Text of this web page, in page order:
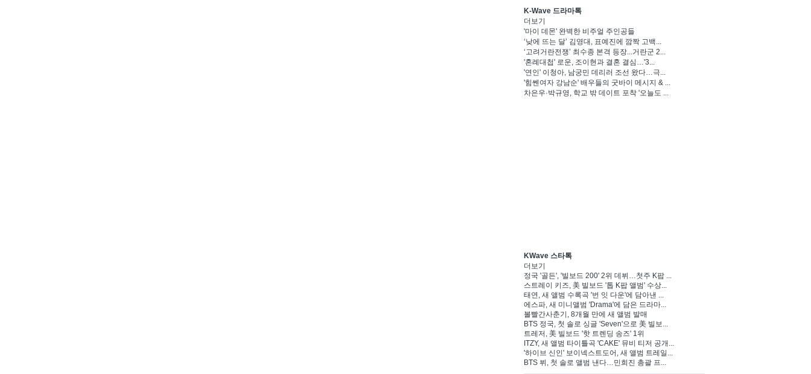
K-Wave 드라마톡
더보기
'마이 데몬' 완벽한 비주얼 주인공들
‘낮에 뜨는 달’ 김영대, 표예진에 깜짝 고백...
‘고려거란전쟁’ 최수종 본격 등장...거란군 2...
'혼례대첩' 로운, 조이현과 결혼 결심…'3...
'연인' 이청아, 남궁민 데리러 조선 왔다…극...
'힘쎈여자 강남순' 배우들의 굿바이 메시지 & ...
차은우·박규영, 학교 밖 데이트 포착 '오늘도 ...
KWave 스타톡
더보기
정국 '골든', '빌보드 200' 2위 데뷔…첫주 K팝 ...
스트레이 키즈, 美 빌보드 '톱 K팝 앨범' 수상...
태연, 새 앨범 수록곡 '번 잇 다운'에 담아낸 ...
에스파, 새 미니앨범 'Drama'에 담은 드라마...
볼빨간사춘기, 8개월 만에 새 앨범 발매
BTS 정국, 첫 솔로 싱글 'Seven'으로 美 빌보...
트레저, 美 빌보드 '핫 트렌딩 송즈' 1위
ITZY, 새 앨범 타이틀곡 'CAKE' 뮤비 티저 공개...
'하이브 신인' 보이넥스트도어, 새 앨범 트레일...
BTS 뷔, 첫 솔로 앨범 낸다…민희진 총괄 프...